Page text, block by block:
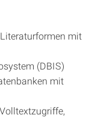
mit
(DBIS)
mit